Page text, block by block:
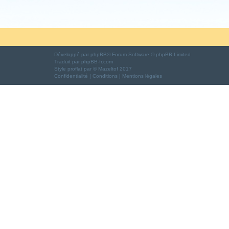
Développé par phpBB® Forum Software © phpBB Limited
Traduit par phpBB-fr.com
Style proflat par © Mazeltof 2017
Confidentialité | Conditions | Mentions légales